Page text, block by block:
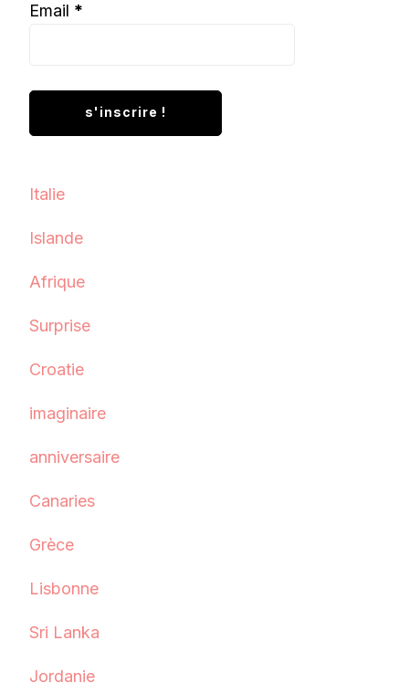
Email *
Italie
Islande
Afrique
Surprise
Croatie
imaginaire
anniversaire
Canaries
Grèce
Lisbonne
Sri Lanka
Jordanie